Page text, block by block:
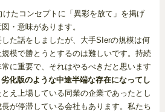
たコンセプトに「異彩を放て」を掲げ
・意味があります。
た話をしましたが、大手SIerの規模は何
模で勝とうとするのは難しいです。持続
に重要で、それはやるべきだと思います
化版のような中途半端な存在になってし
とえ上場している同業の企業であったとし
が停滞している会社もあります。私たち